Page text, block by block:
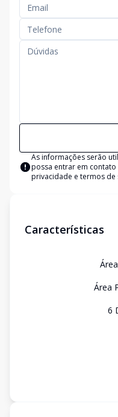
As informações serão
possa entrar em
privacidade e termos de
Características
Área
6